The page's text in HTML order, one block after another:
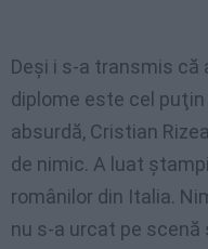
Deşi i s-a transmis că
diplome este cel
absurdă, Cristian
de nimic. A luat
românilor din Italia.
nu s-a urcat pe scenă